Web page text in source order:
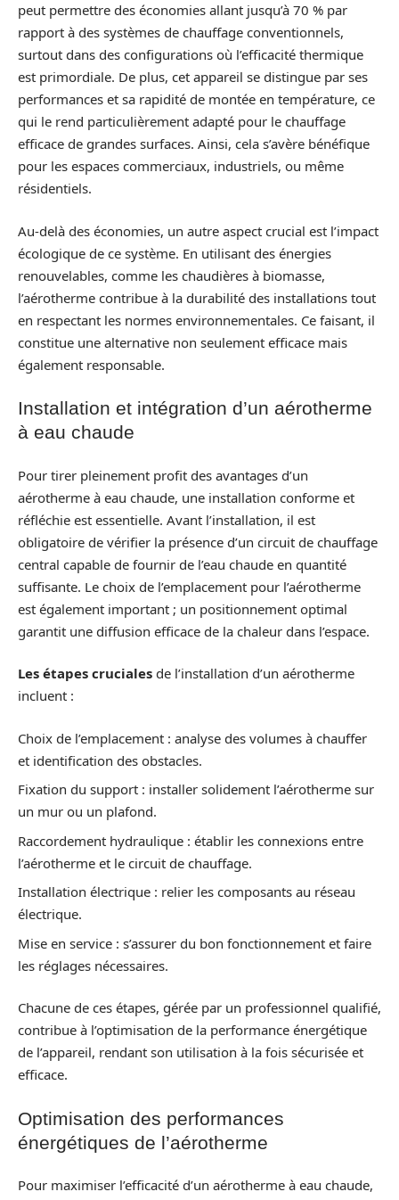
peut permettre des économies allant jusqu’à 70 % par
rapport à des systèmes de chauffage conventionnels,
surtout dans des configurations où l’efficacité thermique
est primordiale. De plus, cet appareil se distingue par ses
performances et sa rapidité de montée en température, ce
qui le rend particulièrement adapté pour le chauffage
efficace de grandes surfaces. Ainsi, cela s’avère bénéfique
pour les espaces commerciaux, industriels, ou même
résidentiels.
Au-delà des économies, un autre aspect crucial est l’impact
écologique de ce système. En utilisant des énergies
renouvelables, comme les chaudières à biomasse,
l’aérotherme contribue à la durabilité des installations tout
en respectant les normes environnementales. Ce faisant, il
constitue une alternative non seulement efficace mais
également responsable.
Installation et intégration d’un aérotherme
à eau chaude
Pour tirer pleinement profit des avantages d’un
aérotherme à eau chaude, une installation conforme et
réfléchie est essentielle. Avant l’installation, il est
obligatoire de vérifier la présence d’un circuit de chauffage
central capable de fournir de l’eau chaude en quantité
suffisante. Le choix de l’emplacement pour l’aérotherme
est également important ; un positionnement optimal
garantit une diffusion efficace de la chaleur dans l’espace.
Les étapes cruciales de l’installation d’un aérotherme
incluent :
Choix de l’emplacement : analyse des volumes à chauffer
et identification des obstacles.
Fixation du support : installer solidement l’aérotherme sur
un mur ou un plafond.
Raccordement hydraulique : établir les connexions entre
l’aérotherme et le circuit de chauffage.
Installation électrique : relier les composants au réseau
électrique.
Mise en service : s’assurer du bon fonctionnement et faire
les réglages nécessaires.
Chacune de ces étapes, gérée par un professionnel qualifié,
contribue à l’optimisation de la performance énergétique
de l’appareil, rendant son utilisation à la fois sécurisée et
efficace.
Optimisation des performances
énergétiques de l’aérotherme
Pour maximiser l’efficacité d’un aérotherme à eau chaude,